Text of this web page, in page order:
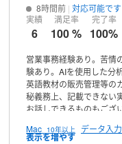
8時間前 対応可能です
実績
6
満足率
100 %
完了率
100%
営業事務経験あり。苦情
験あり。AIを使用した分
英語教材の販売管理等の
秘義務上、記載できない
お話しできるものもござ
り柔軟にご対応させてい
Mac 10年以上 データ入力